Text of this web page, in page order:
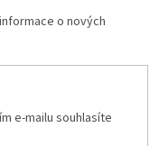
o nových
e-mailu souhlasíte